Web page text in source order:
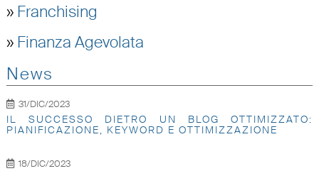
» Franchising
» Finanza Agevolata
News
31/DIC/2023
IL SUCCESSO DIETRO UN BLOG OTTIMIZZATO:
PIANIFICAZIONE, KEYWORD E OTTIMIZZAZIONE
18/DIC/2023